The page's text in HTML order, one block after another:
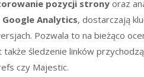
pozycji strony oraz
Google Analytics, dostarczają
Pozwala to na bieżąco
śledzenie linków
czy Majestic.